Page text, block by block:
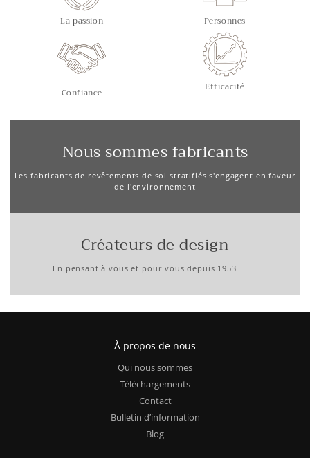
La passion Personnes
Confiance Efficacité
Nous sommes fabricants
Les fabricants de revêtements de sol stratifiés s'engagent en faveur
de l'environnement
Créateurs de design
En pensant à vous et pour vous depuis 1953
À propos de nous
Qui nous sommes
Téléchargements
Contact
Bulletin d’information
Blog